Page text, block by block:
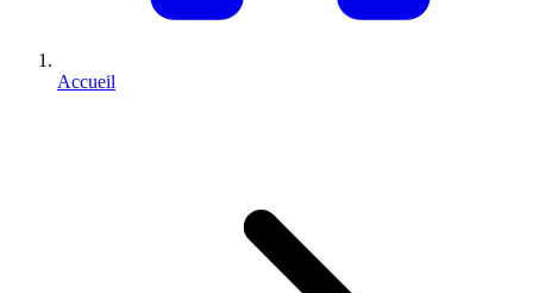
Accueil